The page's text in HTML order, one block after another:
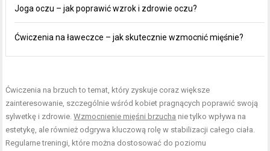
Joga oczu – jak poprawić wzrok i zdrowie oczu?
Ćwiczenia na ławeczce – jak skutecznie wzmocnić mięśnie?
Ćwiczenia na brzuch to temat, który zyskuje coraz większe
zainteresowanie, szczególnie wśród kobiet pragnących poprawić swoją
sylwetkę i zdrowie.Wzmocnienie mięśni brzucha nie tylko wpływa na
estetykę, ale również odgrywa kluczową rolę w stabilizacji całego ciała.
Regularne treningi, które można dostosować do poziomu